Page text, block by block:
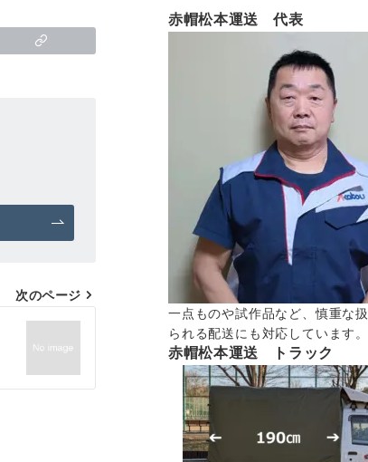
次のページ
赤帽松本運送 代表
一点ものや試作品など、慎重な
られる配送にも対応しています。
赤帽松本運送 トラック